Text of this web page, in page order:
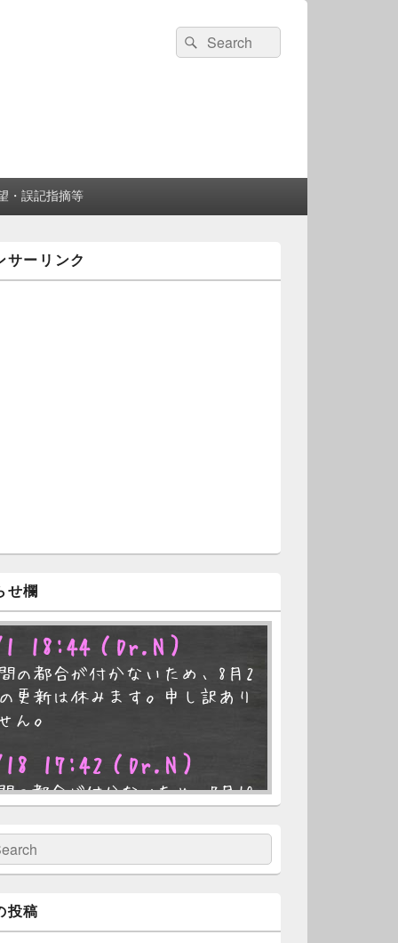
検
索:
検
索
・誤記指摘等
サーリンク
せ欄
18:44 （Dr.N）
の都合が付かないため、8月2
更新は休みます。申し訳あり
ん。
17:42 （Dr.N）
の都合が付かないため、7月19
ん。
18:54（Dr.N）
の都合が付かないため、7月5
更新は休みます。申し訳あり
投稿